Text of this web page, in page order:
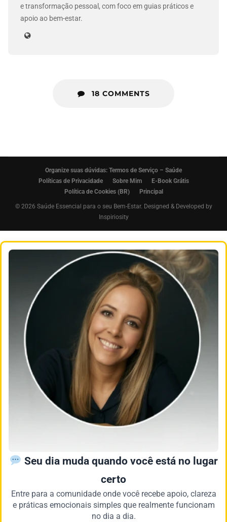
e transformação pessoal, com foco em guias práticos e
apoio ao bem-estar.
18 COMMENTS
Organize suas dúvidas: Termos de Serviço – Saúde
Políticas de Privacidade
Sobre Mim
E-Book Grátis
Política de Cookies (BR)
Principal
© 2026 Saúde Essencial para o seu Bem-Estar. Designed & Developed by
Inspiriosity
Seu dia muda quando você está no lugar
certo
Entre para a comunidade onde você recebe apoio, clareza
e práticas emocionais simples que realmente funcionam
no dia a dia.